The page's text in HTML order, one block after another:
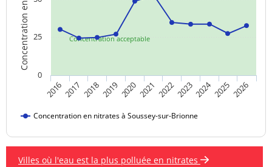
Concentration acceptable
Concentration en nitrates à Soussey-sur-Brionne
20162017 2018201920202021 20222023202420252026
0
25
Villes où l'eau est la plus polluée en nitrates